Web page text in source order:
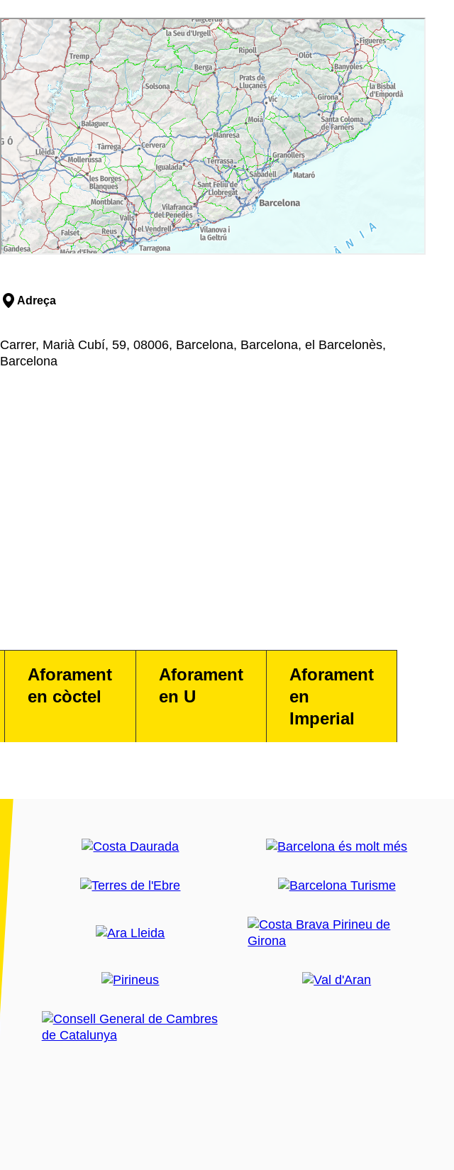
Adreça
Carrer, Marià Cubí, 59, 08006, Barcelona, Barcelona, el Barcelonès,
Barcelona
Aforament
en còctel
Aforament
en U
Aforament
en
Imperial